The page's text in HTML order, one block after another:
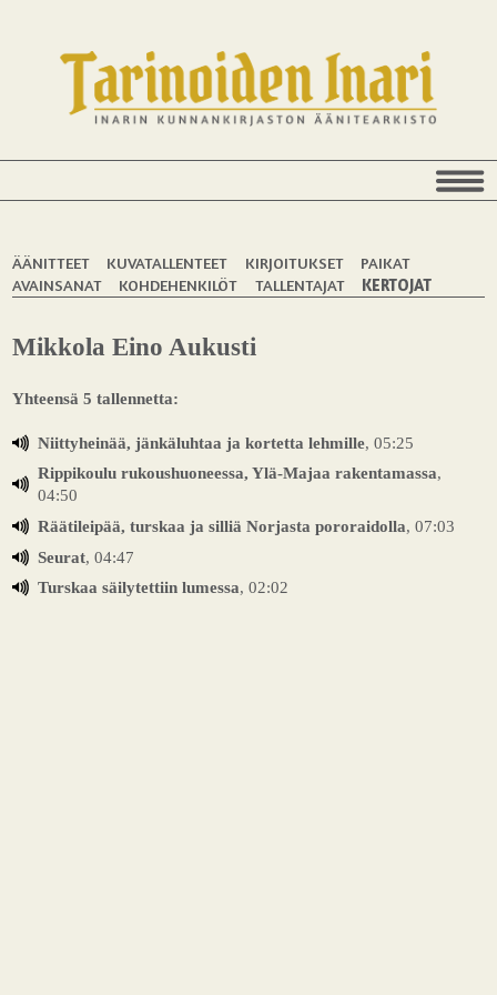
ÄÄNITTEET KUVATALLENTEET KIRJOITUKSET
PAIKAT
AVAINSANAT
KOHDEHENKILÖT TALLENTAJAT KERTOJAT
Mikkola Eino Aukusti
Yhteensä 5 tallennetta:
Niittyheinää, jänkäluhtaa ja kortetta lehmille, 05:25
Rippikoulu rukoushuoneessa, Ylä-Majaa rakentamassa,
04:50
Räätileipää, turskaa ja silliä Norjasta pororaidolla, 07:03
Seurat, 04:47
Turskaa säilytettiin lumessa, 02:02